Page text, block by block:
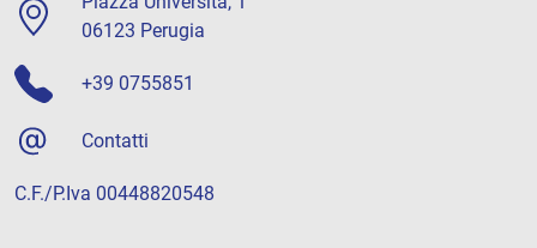
06123 Perugia
+39 0755851
Contatti
C.F./P.Iva 00448820548